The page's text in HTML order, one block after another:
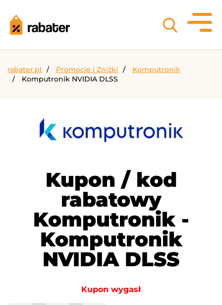
rabater.pl Promocje i Zniżki
Komputronik
Komputronik NVIDIA DLSS
Kupon / kod
rabatowy
Komputronik -
Komputronik
NVIDIA DLSS
Kupon wygasł